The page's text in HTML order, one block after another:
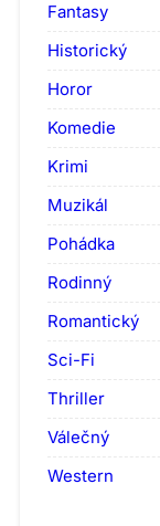
Fantasy
Historický
Horor
Komedie
Krimi
Muzikál
Pohádka
Rodinný
Romantický
Sci-Fi
Thriller
Válečný
Western